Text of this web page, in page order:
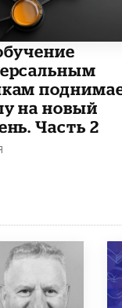
на новый
Часть 2